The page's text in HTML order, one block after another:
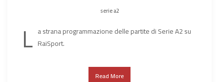
serie a2
L a strana programmazione delle partite di Serie A2 su
RaiSport.
Read More